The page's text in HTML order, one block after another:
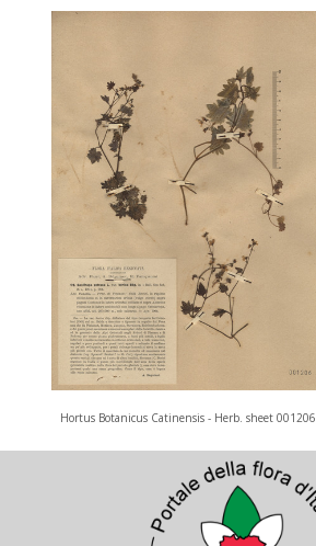
Hortus Botanicus Catinensis - Herb. sheet 001206